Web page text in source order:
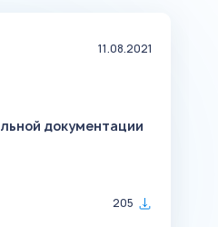
11.08.2021
документации
205